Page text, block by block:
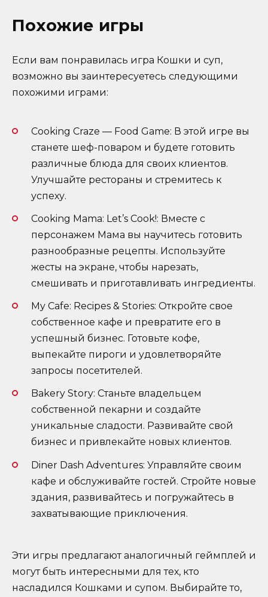
Похожие игры
Если вам понравилась игра Кошки и суп,
возможно вы заинтересуетесь следующими
похожими играми:
Cooking Craze — Food Game: В этой игре вы
станете шеф-поваром и будете готовить
различные блюда для своих клиентов.
Улучшайте рестораны и стремитесь к
успеху.
Cooking Mama: Let’s Cook!: Вместе с
персонажем Мама вы научитесь готовить
разнообразные рецепты. Используйте
жесты на экране, чтобы нарезать,
смешивать и приготавливать ингредиенты.
My Cafe: Recipes & Stories: Откройте свое
собственное кафе и превратите его в
успешный бизнес. Готовьте кофе,
выпекайте пироги и удовлетворяйте
запросы посетителей.
Bakery Story: Станьте владельцем
собственной пекарни и создайте
уникальные сладости. Развивайте свой
бизнес и привлекайте новых клиентов.
Diner Dash Adventures: Управляйте своим
кафе и обслуживайте гостей. Стройте новые
здания, развивайтесь и погружайтесь в
захватывающие приключения.
Эти игры предлагают аналогичный геймплей и
могут быть интересными для тех, кто
насладился Кошками и супом. Выбирайте то,